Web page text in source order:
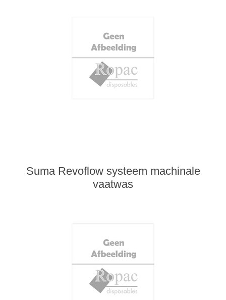
Suma Revoflow systeem machinale
vaatwas